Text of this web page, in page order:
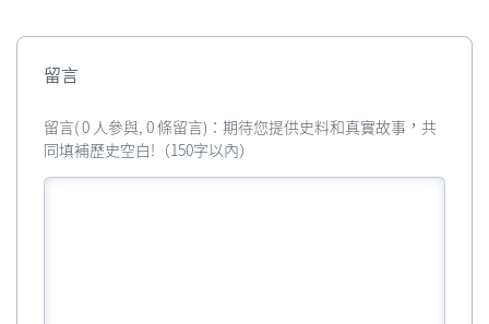
留言
留言( 0 人參與, 0 條留言)：期待您提供史料和真實故事，共
同填補歷史空白!（150字以內）